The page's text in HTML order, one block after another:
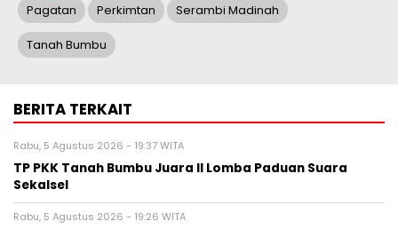
Pagatan Perkimtan Serambi Madinah
Tanah Bumbu
BERITA TERKAIT
Rabu, 5 Agustus 2026 - 19:37 WITA
TP PKK Tanah Bumbu Juara II Lomba Paduan Suara
Sekalsel
Rabu, 5 Agustus 2026 - 19:26 WITA